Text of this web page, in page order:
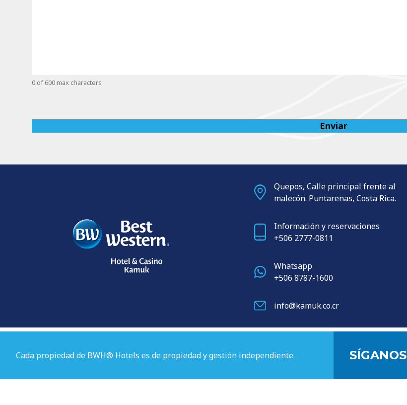
0 of 600 max characters
Quepos, Calle principal frente al
malecón. Puntarenas, Costa Rica.
Información y reservaciones
+506 2777-0811
Whatsapp
+506 8787-1600
info@kamuk.co.cr
Cada propiedad de BWH® Hotels es de propiedad y gestión independiente. SÍGANOS